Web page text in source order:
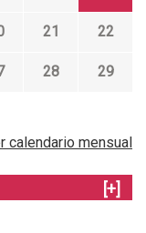
21 22
28 29
calendario mensual
[+]